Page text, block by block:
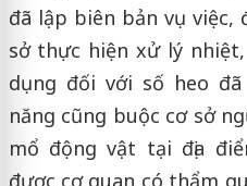
đã lập biên bản vụ việc,
sở thực hiện xử lý
dụng đối với số heo
năng cũng buộc cơ sở
mổ động vật tại địa